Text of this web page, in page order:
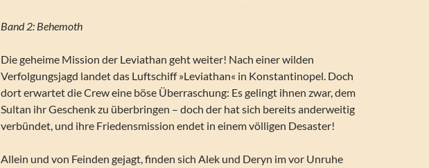
Band 2: Behemoth
Die geheime Mission der Leviathan geht weiter! Nach einer wilden
Verfolgungsjagd landet das Luftschiff »Leviathan« in Konstantinopel. Doch
dort erwartet die Crew eine böse Überraschung: Es gelingt ihnen zwar, dem
Sultan ihr Geschenk zu überbringen – doch der hat sich bereits anderweitig
verbündet, und ihre Friedensmission endet in einem völligen Desaster!
Allein und von Feinden gejagt, finden sich Alek und Deryn im vor Unruhe